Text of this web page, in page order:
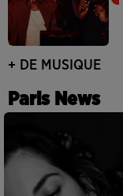
+ DE MUSIQUE
Paris News